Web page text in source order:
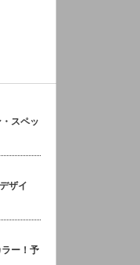
スペッ
ザイ
ー！予